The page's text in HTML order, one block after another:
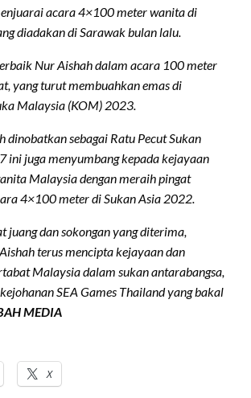
acara 4×100 meter wanita di
diadakan di Sarawak bulan lalu.
Nur Aishah dalam acara 100 meter
yang turut membuahkan emas di
Malaysia (KOM) 2023.
dinobatkan sebagai Ratu Pecut Sukan
ini juga menyumbang kepada kejayaan
Malaysia dengan meraih pingat
4×100 meter di Sukan Asia 2022.
juang dan sokongan yang diterima,
terus mencipta kejayaan dan
Malaysia dalam sukan antarabangsa,
SEA Games Thailand yang bakal
MEDIA
X